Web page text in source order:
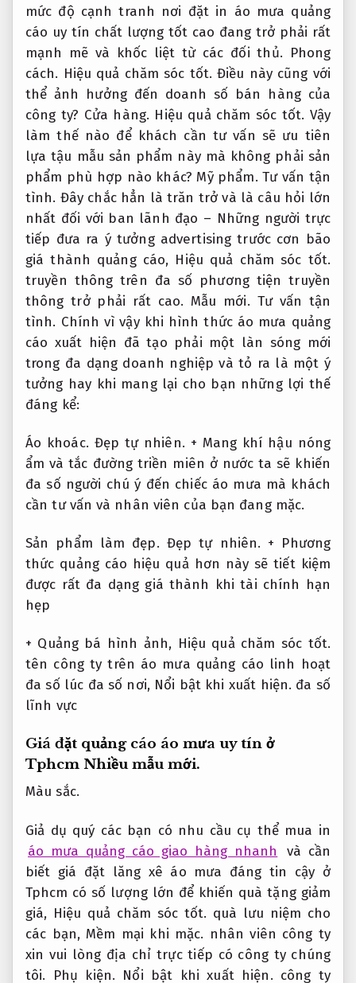
mức độ cạnh tranh nơi đặt in áo mưa quảng
cáo uy tín chất lượng tốt cao đang trở phải rất
mạnh mẽ và khốc liệt từ các đối thủ. Phong
cách. Hiệu quả chăm sóc tốt. Điều này cũng với
thể ảnh hưởng đến doanh số bán hàng của
công ty? Cửa hàng. Hiệu quả chăm sóc tốt. Vậy
làm thế nào để khách cần tư vấn sẽ ưu tiên
lựa tậu mẫu sản phẩm này mà không phải sản
phẩm phù hợp nào khác?Mỹ phẩm. Tư vấn tận
tình. Đây chắc hẳn là trăn trở và là câu hỏi lớn
nhất đối với ban lãnh đạo – Những người trực
tiếp đưa ra ý tưởng advertising trước cơn bão
giá thành quảng cáo, Hiệu quả chăm sóc tốt.
truyền thông trên đa số phương tiện truyền
thông trở phải rất cao.Mẫu mới. Tư vấn tận
tình. Chính vì vậy khi hình thức áo mưa quảng
cáo xuất hiện đã tạo phải một làn sóng mới
trong đa dạng doanh nghiệp và tỏ ra là một ý
tưởng hay khi mang lại cho bạn những lợi thế
đáng kể:
Áo khoác. Đẹp tự nhiên. + Mang khí hậu nóng
ẩm và tắc đường triền miên ở nước ta sẽ khiến
đa số người chú ý đến chiếc áo mưa mà khách
cần tư vấn và nhân viên của bạn đang mặc.
Sản phẩm làm đẹp. Đẹp tự nhiên. + Phương
thức quảng cáo hiệu quả hơn này sẽ tiết kiệm
được rất đa dạng giá thành khi tài chính hạn
hẹp
+ Quảng bá hình ảnh, Hiệu quả chăm sóc tốt.
tên công ty trên áo mưa quảng cáo linh hoạt
đa số lúc đa số nơi, Nổi bật khi xuất hiện. đa số
lĩnh vực
Giá đặt quảng cáo áo mưa uy tín ở
Tphcm Nhiều mẫu mới.
Màu sắc.
Giả dụ quý các bạn có nhu cầu cụ thể mua in
áo mưa quảng cáo giao hàng nhanh
và cần
biết giá đặt lăng xê áo mưa đáng tin cậy ở
Tphcm có số lượng lớn để khiến quà tặng giảm
giá, Hiệu quả chăm sóc tốt. quà lưu niệm cho
các bạn,Mềm mại khi mặc. nhân viên công ty
xin vui lòng địa chỉ trực tiếp có công ty chúng
tôi.
Phụ kiện. Nổi bật khi xuất hiện. công ty